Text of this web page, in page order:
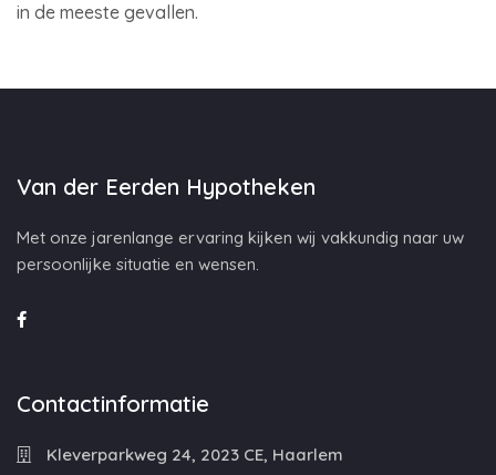
in de meeste gevallen.
Van der Eerden Hypotheken
Met onze jarenlange ervaring kijken wij vakkundig naar uw
persoonlijke situatie en wensen.
Contactinformatie
Kleverparkweg 24, 2023 CE, Haarlem